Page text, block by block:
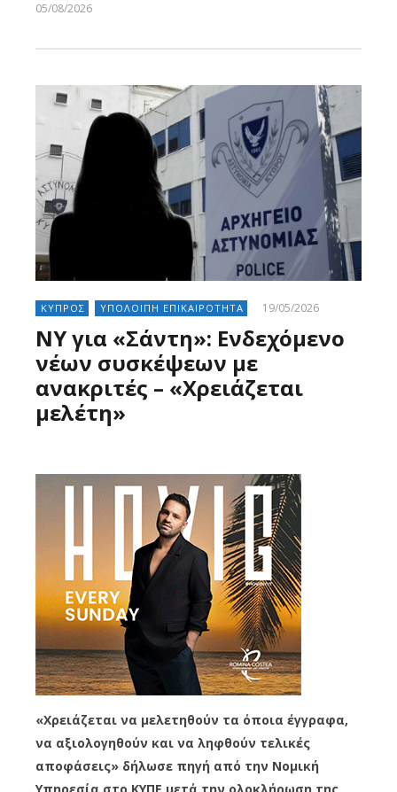
05/08/2026
ΚΥΠΡΟΣ ΥΠΟΛΟΙΠΗ ΕΠΙΚΑΙΡΟΤΗΤΑ 19/05/2026
ΝΥ για «Σάντη»: Ενδεχόμενο
νέων συσκέψεων με
ανακριτές – «Χρειάζεται
μελέτη»
«Xρειάζεται να μελετηθούν τα όποια έγγραφα,
να αξιολογηθούν και να ληφθούν τελικές
αποφάσεις» δήλωσε πηγή από την Νομική